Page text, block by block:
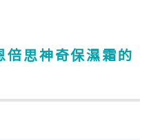
思神奇保濕霜的